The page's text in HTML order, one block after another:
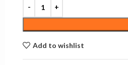
Add to wishlist